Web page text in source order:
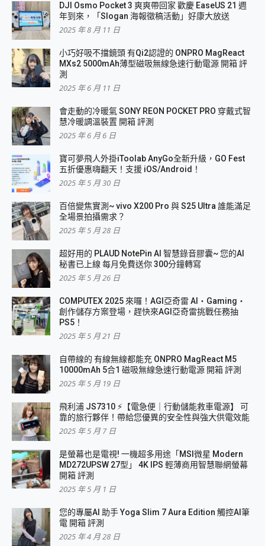
DJI Osmo Pocket 3 爽爽帶回家 歡慶 EaseUS 21 週
年到來，「Slogan 海報徵稿活動」好康大放送
2025 年 8 月 11 日
小巧好吸不擋鏡頭 有Qi2認證的 ONPRO MagReact
MXs2 5000mAh薄型磁吸無線急速行動電源 開箱 評
測
2025 年 6 月 11 日
會走動的冷暖氣 SONY REON POCKET PRO 穿戴式智
慧冷暖調溫裝置 開箱 評測
2025 年 6 月 6 日
寶可夢飛人外掛iToolab AnyGo全新升級，GO Fest
五折優惠嗨翻天！支援 iOS/Android！
2025 年 5 月 30 日
百倍變焦實測~ vivo X200 Pro 與 S25 Ultra 誰能滿足
全場景拍攝需求？
2025 年 5 月 28 日
超好用的 PLAUD NotePin AI 智慧錄音膠囊~ 您的AI
秘書已上線 每月免費送你 300分鐘轉寫
2025 年 5 月 26 日
COMPUTEX 2025 來囉！AGI亞奇雷 AI・Gaming・
創作儲存方案登場，趕快來AGI亞奇雷挑戰任務抽
PS5！
2025 年 5 月 21 日
自帶線的 有線無線都能充 ONPRO MagReact M5
10000mAh 5合1 磁吸無線急速行動電源 開箱 評測
2025 年 5 月 19 日
飛利浦 JS7310 ⚡【電急便｜行動儲能救車電源】 可
靠的旅行夥伴！帶給您優異的安全性與強大供電效能
2025 年 5 月 7 日
是螢幕也是電視! 一機超多用途「MSI微星 Modern
MD272UPSW 27型」 4K IPS 輕薄商用智慧聯網螢幕
開箱 評測
2025 年 5 月 1 日
您的專屬AI 助手 Yoga Slim 7 Aura Edition 觸控AI筆
電 開箱 評測
2025 年 4 月 28 日